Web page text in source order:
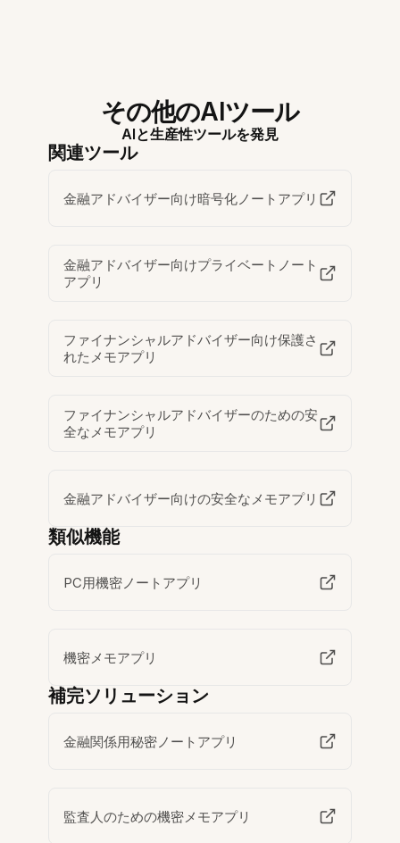
その他のAIツール
AIと生産性ツールを発見
関連ツール
金融アドバイザー向け暗号化ノートアプリ
金融アドバイザー向けプライベートノート
アプリ
ファイナンシャルアドバイザー向け保護さ
れたメモアプリ
ファイナンシャルアドバイザーのための安
全なメモアプリ
金融アドバイザー向けの安全なメモアプリ
類似機能
PC用機密ノートアプリ
機密メモアプリ
補完ソリューション
金融関係用秘密ノートアプリ
監査人のための機密メモアプリ